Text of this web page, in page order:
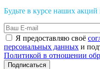
Будьте в курсе наших акций
Я предоставляю своё
персональных данных и
Политикой в отношении
Подписаться